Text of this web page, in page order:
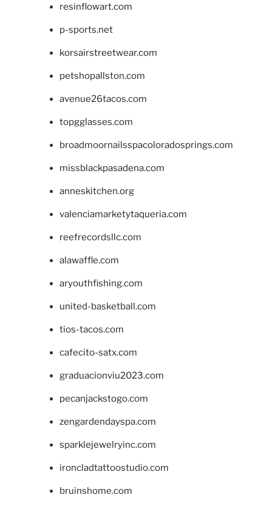
resinflowart.com
p-sports.net
korsairstreetwear.com
petshopallston.com
avenue26tacos.com
topgglasses.com
broadmoornailsspacoloradosprings.com
missblackpasadena.com
anneskitchen.org
valenciamarketytaqueria.com
reefrecordsllc.com
alawaffle.com
aryouthfishing.com
united-basketball.com
tios-tacos.com
cafecito-satx.com
graduacionviu2023.com
pecanjackstogo.com
zengardendayspa.com
sparklejewelryinc.com
ironcladtattoostudio.com
bruinshome.com